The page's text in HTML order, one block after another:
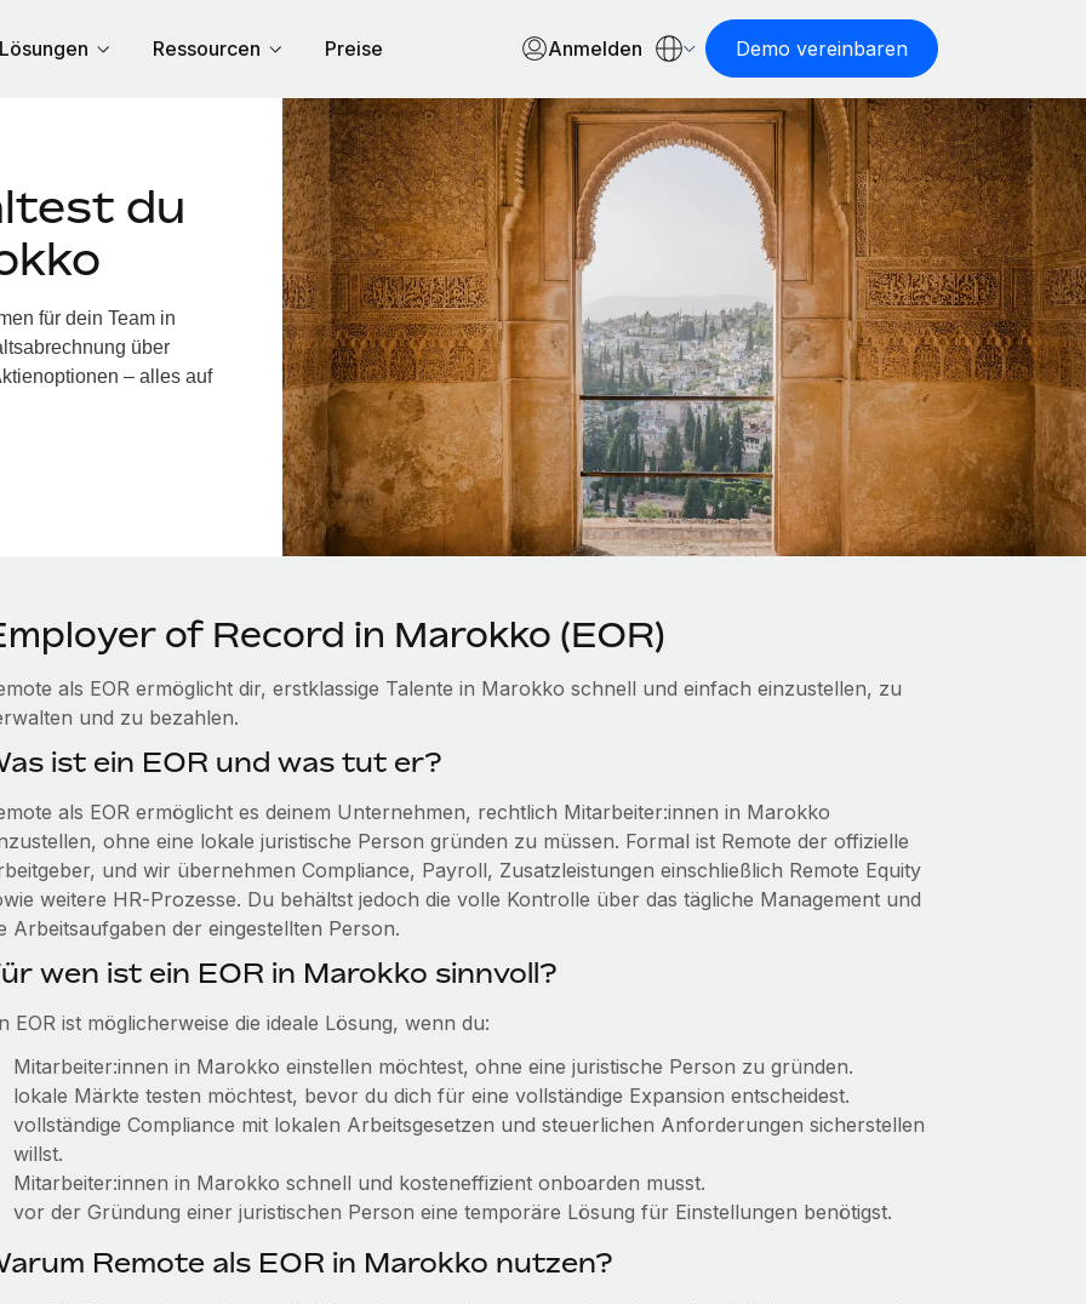
Lösungen Ressourcen Preise Anmelden Demo vereinbaren
du
für dein Team in
über
– alles auf
of Record in Marokko (EOR)
als EOR ermöglicht dir, erstklassige Talente in Marokko schnell und einfach einzustellen, zu
und zu bezahlen.
ist ein EOR und was tut er?
als EOR ermöglicht es deinem Unternehmen, rechtlich Mitarbeiter:innen in Marokko
ohne eine lokale juristische Person gründen zu müssen. Formal ist Remote der offizielle
und wir übernehmen Compliance, Payroll, Zusatzleistungen einschließlich Remote Equity
weitere HR‑Prozesse. Du behältst jedoch die volle Kontrolle über das tägliche Management und
Arbeitsaufgaben der eingestellten Person.
wen ist ein EOR in Marokko sinnvoll?
EOR ist möglicherweise die ideale Lösung, wenn du:
Mitarbeiter:innen in Marokko einstellen möchtest, ohne eine juristische Person zu gründen.
lokale Märkte testen möchtest, bevor du dich für eine vollständige Expansion entscheidest.
vollständige Compliance mit lokalen Arbeitsgesetzen und steuerlichen Anforderungen sicherstellen
willst.
Mitarbeiter:innen in Marokko schnell und kosteneffizient onboarden musst.
vor der Gründung einer juristischen Person eine temporäre Lösung für Einstellungen benötigst.
Remote als EOR in Marokko nutzen?